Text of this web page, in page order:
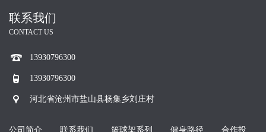
联系我们
CONTACT US
13930796300
13930796300
河北省沧州市盐山县杨集乡刘庄村
公司简介 联系我们 篮球架系列 健身路径
合作投